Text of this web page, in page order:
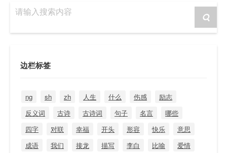
请输入搜索内容
边栏标签
ng sh zh 人生 什么 伤感
励志
反义词
古诗 古诗词 句子 名言
哪些
四字
对联 幸福 开头 形容 快乐
意思
成语
我们 接龙 描写 李白 比喻
爱情